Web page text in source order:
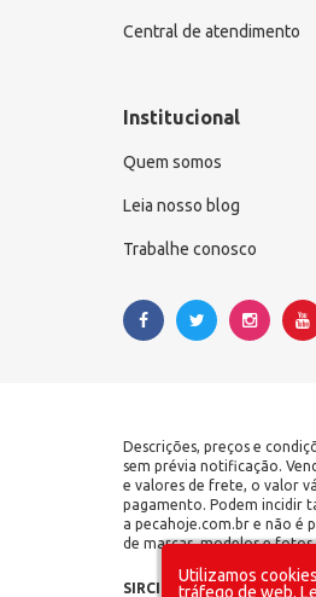
Central de atendimento
Institucional
Quem somos
Leia nosso blog
Trabalhe conosco
Descrições, preços e
sem prévia notificação.
e valores de frete, o valor
pagamento. Podem incidir
a pecahoje.com.br e não é
de marcas, modelos e fotos
SIRCILLI COMÉRCIO DE
Utilizamos
tráfego de web.